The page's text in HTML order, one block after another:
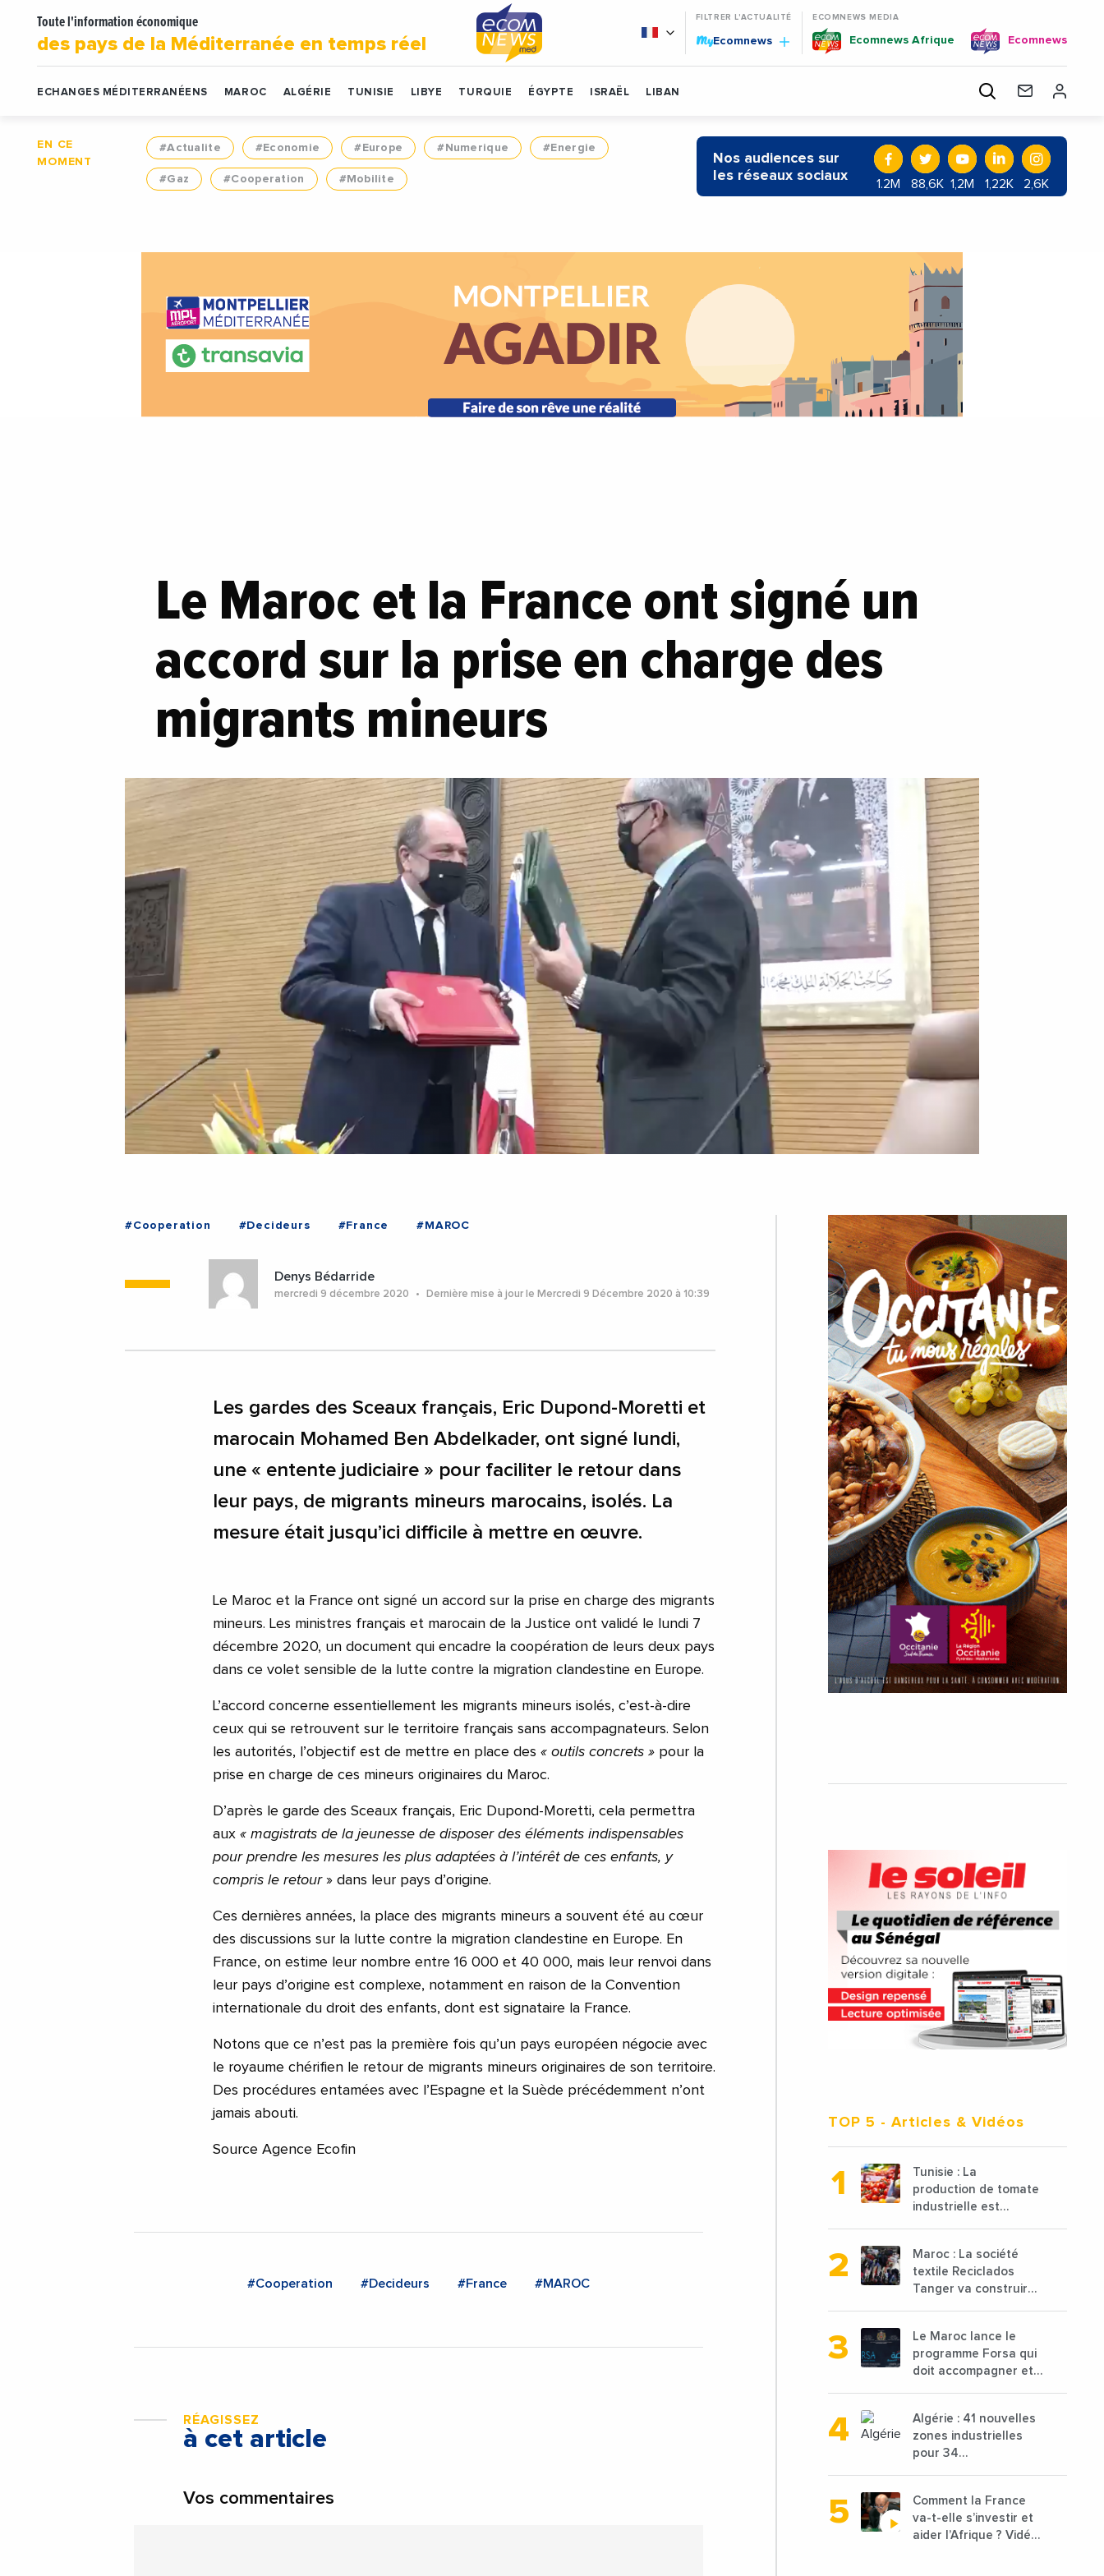
Toute l'information économique
des pays de la Méditerranée en temps réel
FILTRER L'ACTUALITÉ
MyEcomnews
ECOMNEWS MEDIA
Ecomnews Afrique Ecomnews
ECHANGES MÉDITERRANÉENS MAROC ALGÉRIE TUNISIE LIBYE TURQUIE ÉGYPTE ISRAËL LIBAN
EN CE
MOMENT
#Actualite #Economie #Europe #Numerique #Energie
#Gaz #Cooperation #Mobilite
Nos audiences sur
les réseaux sociaux
1.2M 88,6K 1,2M 1,22K 2,6K
Le Maroc et la France ont signé un
accord sur la prise en charge des
migrants mineurs
#Cooperation #Decideurs #France #MAROC
Denys Bédarride
mercredi 9 décembre 2020 Dernière mise à jour le Mercredi 9 Décembre 2020 à 10:39
Les gardes des Sceaux français, Eric Dupond-Moretti et
marocain Mohamed Ben Abdelkader, ont signé lundi,
une « entente judiciaire » pour faciliter le retour dans
leur pays, de migrants mineurs marocains, isolés. La
mesure était jusqu’ici difficile à mettre en œuvre.
Le Maroc et la France ont signé un accord sur la prise en charge des migrants
mineurs. Les ministres français et marocain de la Justice ont validé le lundi 7
décembre 2020, un document qui encadre la coopération de leurs deux pays
dans ce volet sensible de la lutte contre la migration clandestine en Europe.
L’accord concerne essentiellement les migrants mineurs isolés, c’est-à-dire
ceux qui se retrouvent sur le territoire français sans accompagnateurs. Selon
les autorités, l’objectif est de mettre en place des « outils concrets » pour la
prise en charge de ces mineurs originaires du Maroc.
D’après le garde des Sceaux français, Eric Dupond-Moretti, cela permettra
aux « magistrats de la jeunesse de disposer des éléments indispensables
pour prendre les mesures les plus adaptées à l’intérêt de ces enfants, y
compris le retour» dans leur pays d’origine.
Ces dernières années, la place des migrants mineurs a souvent été au cœur
des discussions sur la lutte contre la migration clandestine en Europe. En
France, on estime leur nombre entre 16 000 et 40 000, mais leur renvoi dans
leur pays d’origine est complexe, notamment en raison de la Convention
internationale du droit des enfants, dont est signataire la France.
Notons que ce n’est pas la première fois qu’un pays européen négocie avec
le royaume chérifien le retour de migrants mineurs originaires de son territoire.
Des procédures entamées avec l’Espagne et la Suède précédemment n’ont
jamais abouti.
Source Agence Ecofin
#Cooperation #Decideurs #France #MAROC
RÉAGISSEZ
à cet article
Vos commentaires
TOP 5 - Articles & Vidéos
Tunisie : La
production de tomate
industrielle est
baisse de 15%
Maroc : La société
textile Reciclados
Tanger va construire
traiter les déchets
textiles
Le Maroc lance le
programme Forsa qui
doit accompagner et
avec une enveloppe
de 1,25 milliard de
dirhams
Algérie : 41 nouvelles
zones industrielles
pour 34
Comment la France
va-t-elle s’investir et
aider l’Afrique ? Vidéo